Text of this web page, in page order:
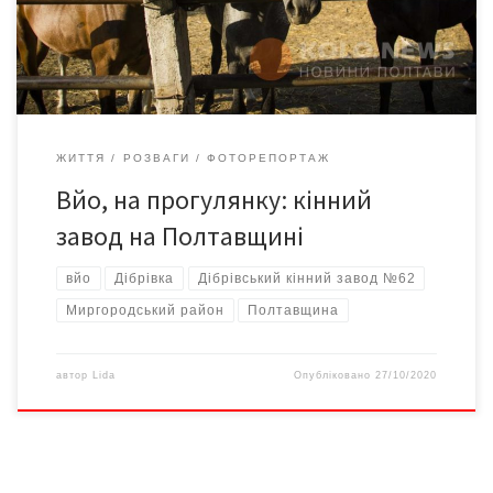
на день сюди курсують рейсові автобуси. Вартість квитка – 10-
15 гривень. На в’їзді […]
ЖИТТЯ РОЗВАГИ ФОТОРЕПОРТАЖ
Вйо, на прогулянку: кінний
завод на Полтавщині
вйо Дібрівка Дібрівський кінний завод №62
Миргородський район Полтавщина
автор Lida Опубліковано27/10/2020